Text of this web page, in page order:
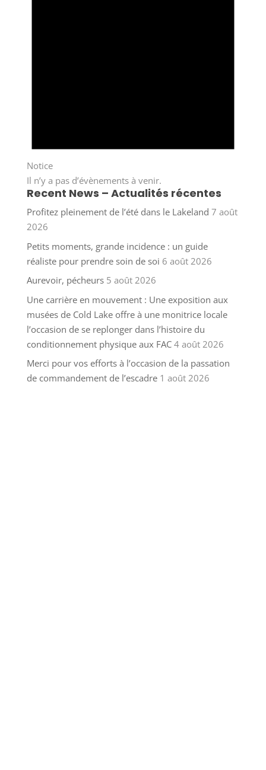
Notice
Il n’y a pas d’évènements à venir.
Recent News – Actualités récentes
Profitez pleinement de l’été dans le Lakeland 7 août
2026
Petits moments, grande incidence : un guide
réaliste pour prendre soin de soi 6 août 2026
Aurevoir, pécheurs 5 août 2026
Une carrière en mouvement : Une exposition aux
musées de Cold Lake offre à une monitrice locale
l’occasion de se replonger dans l’histoire du
conditionnement physique aux FAC 4 août 2026
Merci pour vos efforts à l’occasion de la passation
de commandement de l’escadre 1 août 2026